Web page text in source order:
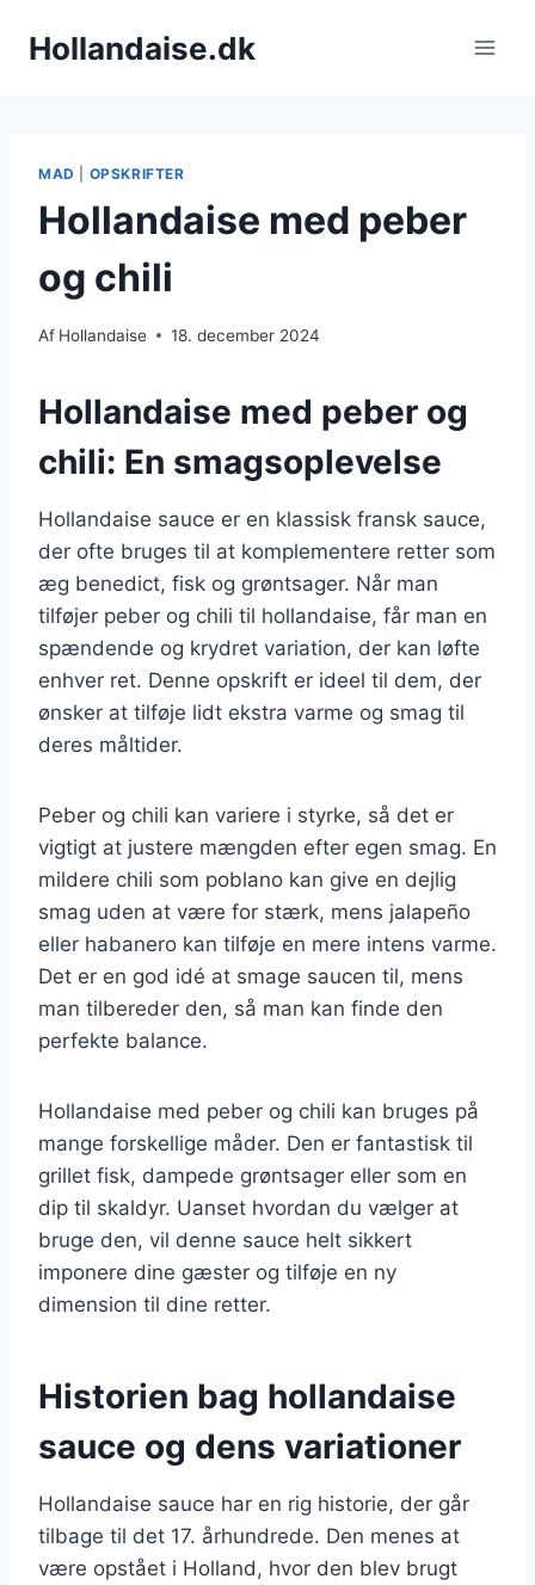
Hollandaise.dk
MAD OPSKRIFTER
Hollandaise med peber
og chili
Af Hollandaise 18. december 2024
Hollandaise med peber og
chili: En smagsoplevelse
Hollandaise sauce er en klassisk fransk sauce,
der ofte bruges til at komplementere retter som
æg benedict, fisk og grøntsager. Når man
tilføjer peber og chili til hollandaise, får man en
spændende og krydret variation, der kan løfte
enhver ret. Denne opskrift er ideel til dem, der
ønsker at tilføje lidt ekstra varme og smag til
deres måltider.
Peber og chili kan variere i styrke, så det er
vigtigt at justere mængden efter egen smag. En
mildere chili som poblano kan give en dejlig
smag uden at være for stærk, mens jalapeño
eller habanero kan tilføje en mere intens varme.
Det er en god idé at smage saucen til, mens
man tilbereder den, så man kan finde den
perfekte balance.
Hollandaise med peber og chili kan bruges på
mange forskellige måder. Den er fantastisk til
grillet fisk, dampede grøntsager eller som en
dip til skaldyr. Uanset hvordan du vælger at
bruge den, vil denne sauce helt sikkert
imponere dine gæster og tilføje en ny
dimension til dine retter.
Historien bag hollandaise
sauce og dens variationer
Hollandaise sauce har en rig historie, der går
tilbage til det 17. århundrede. Den menes at
være opstået i Holland, hvor den blev brugt